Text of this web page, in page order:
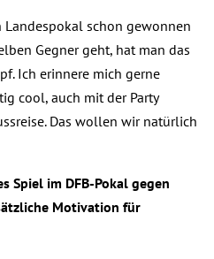
Landespokal schon gewonnen
Gegner geht, hat man das
Ich erinnere mich gerne
cool, auch mit der Party
Das wollen wir natürlich
Spiel im DFB-Pokal gegen
Motivation für